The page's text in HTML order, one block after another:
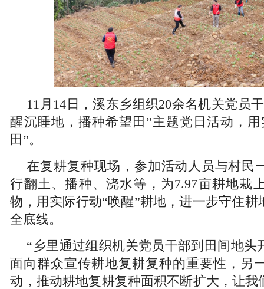
11月14日，溪东乡组织20余名机关党员
醒沉睡地，播种希望田”主题党日活动，
田”。
在复耕复种现场，参加活动人员与村民
行翻土、播种、浇水等，为7.97亩耕地栽
物，用实际行动“唤醒”耕地，进一步守住耕
全底线。
“乡里通过组织机关党员干部到田间地头
面向群众宣传耕地复耕复种的重要性，另
动，推动耕地复耕复种面积不断扩大，让我